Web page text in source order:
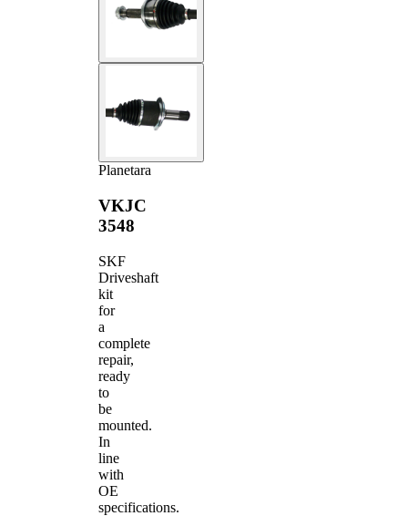
Planetara
VKJC
3548
SKF
Driveshaft
kit
for
a
complete
repair,
ready
to
be
mounted.
In
line
with
OE
specifications.